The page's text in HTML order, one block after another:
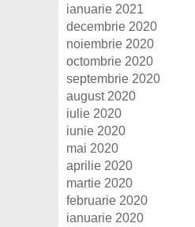
ianuarie 2021
decembrie 2020
noiembrie 2020
octombrie 2020
septembrie 2020
august 2020
iulie 2020
iunie 2020
mai 2020
aprilie 2020
martie 2020
februarie 2020
ianuarie 2020